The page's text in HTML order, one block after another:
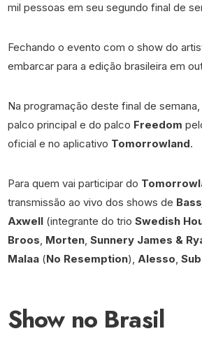
mil pessoas em seu segundo final de
Fechando o evento com o show do
embarcar para a edição brasileira em
Na programação deste final de
palco principal e do palco Freedom
oficial e no aplicativo Tomorrowland.
Para quem vai participar do
transmissão ao vivo dos shows de
Axwell (integrante do trio Swedish
Broos, Morten, Sunnery James &
Malaa (No Resemption), Alesso,
Show no Brasil